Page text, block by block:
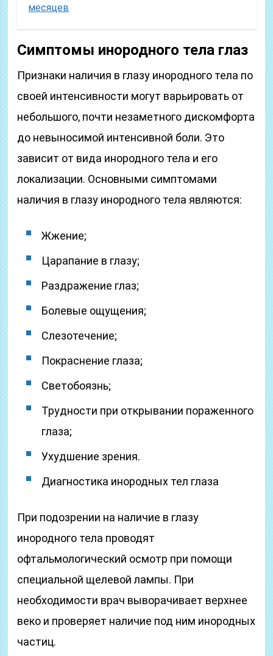
месяцев
Симптомы инородного тела глаз
Признаки наличия в глазу инородного тела по
своей интенсивности могут варьировать от
небольшого, почти незаметного дискомфорта
до невыносимой интенсивной боли. Это
зависит от вида инородного тела и его
локализации. Основными симптомами
наличия в глазу инородного тела являются:
Жжение;
Царапание в глазу;
Раздражение глаз;
Болевые ощущения;
Слезотечение;
Покраснение глаза;
Светобоязнь;
Трудности при открывании пораженного
глаза;
Ухудшение зрения.
Диагностика инородных тел глаза
При подозрении на наличие в глазу
инородного тела проводят
офтальмологический осмотр при помощи
специальной щелевой лампы. При
необходимости врач выворачивает верхнее
веко и проверяет наличие под ним инородных
частиц.